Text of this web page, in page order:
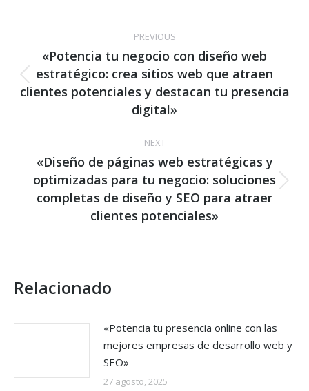
navigation
PREVIOUS
Previous
post:
«Potencia tu negocio con diseño web
estratégico: crea sitios web que atraen
clientes potenciales y destacan tu presencia
digital»
NEXT
Next
post:
«Diseño de páginas web estratégicas y
optimizadas para tu negocio: soluciones
completas de diseño y SEO para atraer
clientes potenciales»
Relacionado
«Potencia tu presencia online con las
mejores empresas de desarrollo web y
SEO»
27 agosto, 2025